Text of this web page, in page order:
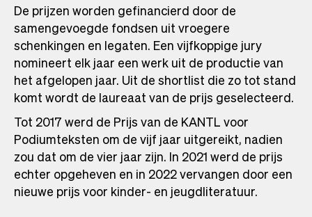
De prijzen worden gefinancierd door de
samengevoegde fondsen uit vroegere
schenkingen en legaten. Een vijfkoppige jury
nomineert elk jaar een werk uit de productie van
het afgelopen jaar. Uit de shortlist die zo tot stand
komt wordt de laureaat van de prijs geselecteerd.
Tot 2017 werd de Prijs van de KANTL voor
Podiumteksten om de vijf jaar uitgereikt, nadien
zou dat om de vier jaar zijn. In 2021 werd de prijs
echter opgeheven en in 2022 vervangen door een
nieuwe prijs voor kinder- en jeugdliteratuur.